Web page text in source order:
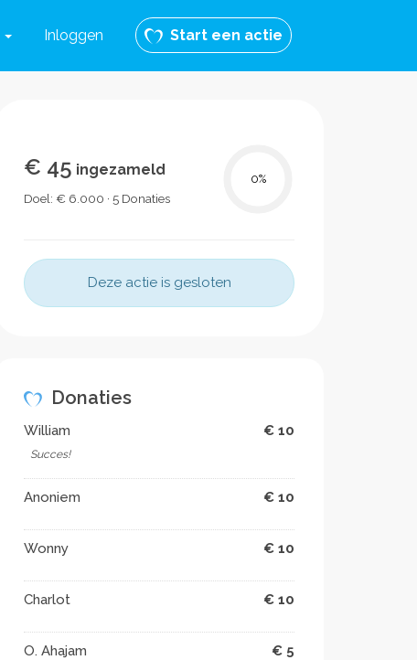
Inloggen Start een actie
€ 45 ingezameld
Doel: € 6.000 · 5 Donaties
0%
Deze actie is gesloten
Donaties
William € 10
Succes!
Anoniem € 10
Wonny € 10
Charlot € 10
O. Ahajam € 5